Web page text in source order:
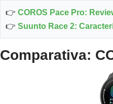
👉 COROS Pace Pro:
👉 Suunto Race 2:
Comparativa: